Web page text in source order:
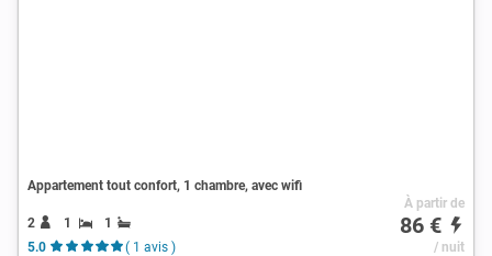
Appartement tout confort, 1 chambre, avec wifi
2 1
1
5.0
( 1 avis )
À partir de
86 €
/ nuit